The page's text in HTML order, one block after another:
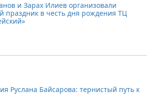
и Зарах Илиев организовали
праздник в честь дня рождения ТЦ
Руслана Байсарова: тернистый путь к